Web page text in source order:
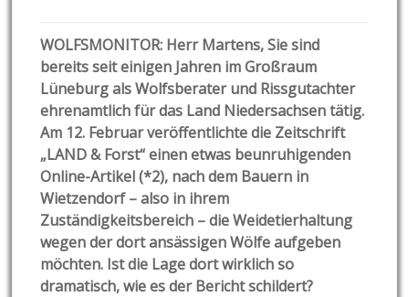
WOLFSMONITOR: Herr Martens, Sie sind
bereits seit einigen Jahren im Großraum
Lüneburg als Wolfsberater und Rissgutachter
ehrenamtlich für das Land Niedersachsen tätig.
Am 12. Februar veröffentlichte die Zeitschrift
„LAND & Forst“ einen etwas beunruhigenden
Online-Artikel (*2), nach dem Bauern in
Wietzendorf – also in ihrem
Zuständigkeitsbereich – die Weidetierhaltung
wegen der dort ansässigen Wölfe aufgeben
möchten. Ist die Lage dort wirklich so
dramatisch, wie es der Bericht schildert?